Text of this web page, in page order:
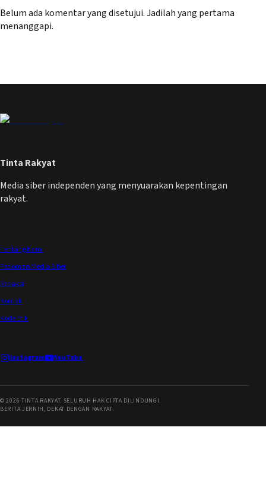
Belum ada komentar yang disetujui. Jadilah yang pertama
menanggapi.
Tinta Rakyat
Media siber independen yang menyuarakan kepentingan
rakyat.
Tentang Kami
Pedoman Media Siber
Redaksi
Kontak
Kode Etik
Instagram YouTube
©2026 TINTA RAKYAT. SELURUH HAK CIPTA DILINDUNGI.
BERITA JERNIH, DEKAT DENGAN RAKYAT.